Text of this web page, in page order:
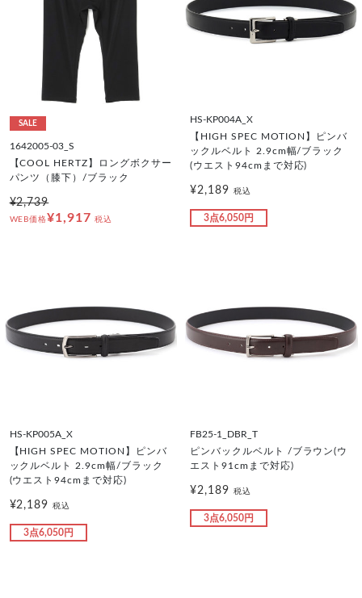
SALE
1642005-03_S
【COOL HERTZ】ロングボクサー
パンツ（膝下）/ブラック
¥2,739
WEB価格¥1,917 税込
HS-KP004A_X
【HIGH SPEC MOTION】ピンバ
ックルベルト 2.9cm幅/ブラック
(ウエスト94cmまで対応)
¥2,189 税込
3点6,050円
HS-KP005A_X
【HIGH SPEC MOTION】ピンバ
ックルベルト 2.9cm幅/ブラック
(ウエスト94cmまで対応)
¥2,189税込
3点6,050円
FB25-1_DBR_T
ピンバックルベルト /ブラウン(ウ
エスト91cmまで対応)
¥2,189 税込
3点6,050円